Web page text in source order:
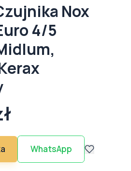
Nox
4/5
WhatsApp